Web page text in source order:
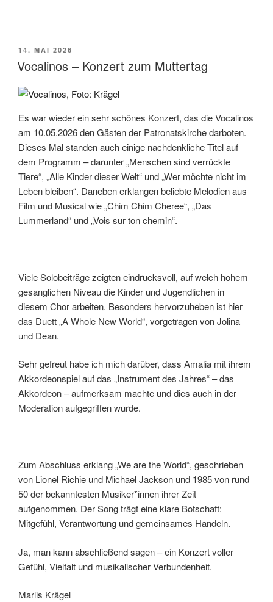
VERÖFFENTLICHT
AM
14. MAI 2026
Vocalinos – Konzert zum Muttertag
Es war wieder ein sehr schönes Konzert, das die Vocalinos
am 10.05.2026 den Gästen der Patronatskirche darboten.
Dieses Mal standen auch einige nachdenkliche Titel auf
dem Programm – darunter „Menschen sind verrückte
Tiere“, „Alle Kinder dieser Welt“ und „Wer möchte nicht im
Leben bleiben“. Daneben erklangen beliebte Melodien aus
Film und Musical wie „Chim Chim Cheree“, „Das
Lummerland“ und „Vois sur ton chemin“.
Viele Solobeiträge zeigten eindrucksvoll, auf welch hohem
gesanglichen Niveau die Kinder und Jugendlichen in
diesem Chor arbeiten. Besonders hervorzuheben ist hier
das Duett „A Whole New World“, vorgetragen von Jolina
und Dean.
Sehr gefreut habe ich mich darüber, dass Amalia mit ihrem
Akkordeonspiel auf das „Instrument des Jahres“ – das
Akkordeon – aufmerksam machte und dies auch in der
Moderation aufgegriffen wurde.
Zum Abschluss erklang „We are the World“, geschrieben
von Lionel Richie und Michael Jackson und 1985 von rund
50 der bekanntesten Musiker*innen ihrer Zeit
aufgenommen. Der Song trägt eine klare Botschaft:
Mitgefühl, Verantwortung und gemeinsames Handeln.
Ja, man kann abschließend sagen – ein Konzert voller
Gefühl, Vielfalt und musikalischer Verbundenheit.
Marlis Krägel